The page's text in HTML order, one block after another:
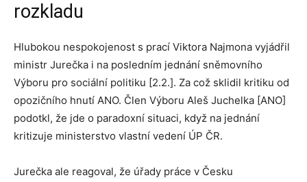
rozkladu
Hlubokou nespokojenost s prací Viktora Najmona vyjádřil
ministr Jurečka i na posledním jednání sněmovního
Výboru pro sociální politiku [2.2.]. Za což sklidil kritiku od
opozičního hnutí ANO. Člen Výboru Aleš Juchelka [ANO]
podotkl, že jde o paradoxní situaci, když na jednání
kritizuje ministerstvo vlastní vedení ÚP ČR.
Jurečka ale reagoval, že úřady práce v Česku